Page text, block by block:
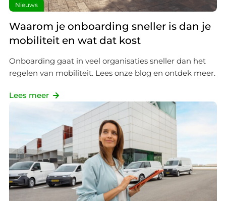
Nieuws
Waarom je onboarding sneller is dan je
mobiliteit en wat dat kost
Onboarding gaat in veel organisaties sneller dan het
regelen van mobiliteit. Lees onze blog en ontdek meer.
Lees meer